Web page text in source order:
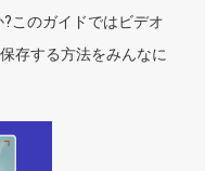
このガイドではビデオ
存する方法をみんなに